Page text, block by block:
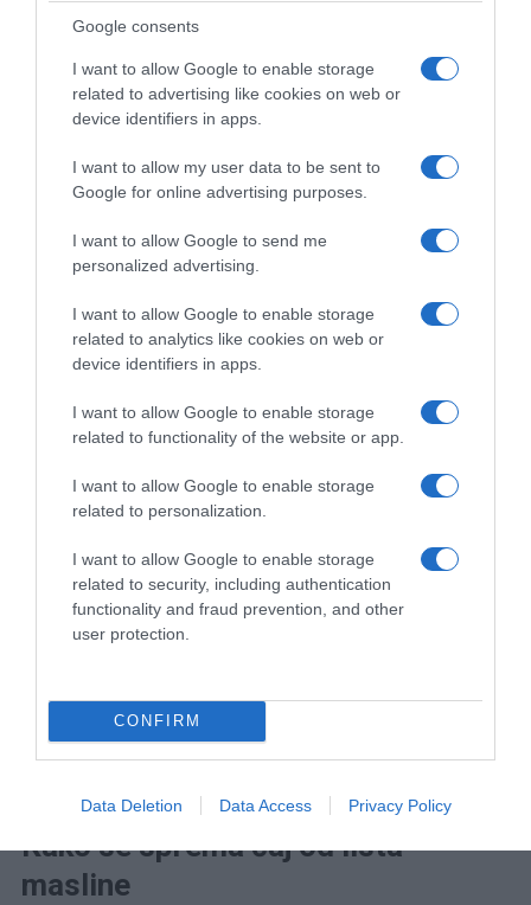
Google consents
I want to allow Google to enable storage
related to advertising like cookies on web or
device identifiers in apps.
I want to allow my user data to be sent to
Google for online advertising purposes.
I want to allow Google to send me
personalized advertising.
I want to allow Google to enable storage
related to analytics like cookies on web or
device identifiers in apps.
I want to allow Google to enable storage
related to functionality of the website or app.
I want to allow Google to enable storage
related to personalization.
I want to allow Google to enable storage
related to security, including authentication
functionality and fraud prevention, and other
user protection.
CONFIRM
Data Deletion Data Access Privacy Policy
4 puta dnevno po kafenu kašičicu
Upotreba ulja masline kod trovanja
Maslinovo ulje je i sedativ i laksativ i kao takvo delotvorno je kao
protivotrov kod trovanja tečnostima i raznim otrovnim rastvorima
Za ublažavanje tegoba kod upale grla
Ako imate česte gnojne angine trebate uzimati:
Ova terapija maslinovim uljem će pomoći i kod promuklosti.
Nezaobilazno u dijetalnoj ishrani
Za zdravlje žučne kese i želuca preporučuje se svakodnevna
konzumacija maslinovog ulja. Osim kod obolelih ovo ulje je preko
potrebno i zdravim osobama. Puno je zdravije odsuncokretovog
palminog i ostalih ulja.
Važno je da ga – ako ne svakodnevno, pnda bar povremeno
koristitte u ishrani. Ispitivanja su potrvrdila da ulje masline
sprečava koronarne bolesti. Jako je važno to što obara LDL
Kako se sprema čaj od lista
masline